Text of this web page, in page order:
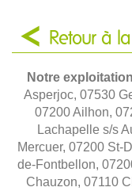
Retour à
Notre
Asperjoc, 07530
07200 Ailhon,
Lachapelle s/s
Mercuer, 07200 St-
de-Fontbellon,
Chauzon, 07110